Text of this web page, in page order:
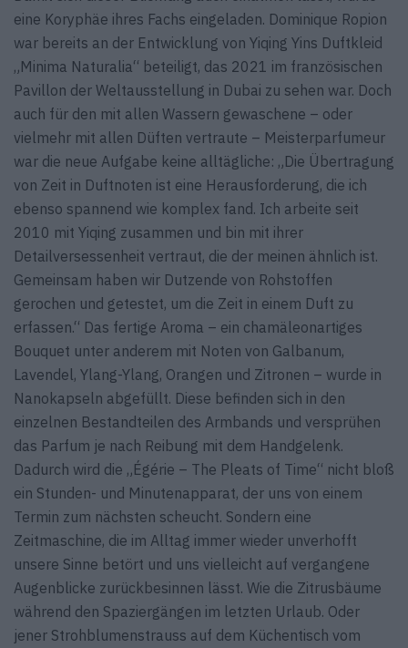
eine Koryphäe ihres Fachs eingeladen. Dominique Ropion
war bereits an der Entwicklung von Yiqing Yins Duftkleid
„Minima Naturalia“ beteiligt, das 2021 im französischen
Pavillon der Weltausstellung in Dubai zu sehen war. Doch
auch für den mit allen Wassern gewaschene – oder
vielmehr mit allen Düften vertraute – Meisterparfumeur
war die neue Aufgabe keine alltägliche: „Die Übertragung
von Zeit in Duftnoten ist eine Herausforderung, die ich
ebenso spannend wie komplex fand. Ich arbeite seit
2010 mit Yiqing zusammen und bin mit ihrer
Detailversessenheit vertraut, die der meinen ähnlich ist.
Gemeinsam haben wir Dutzende von Rohstoffen
gerochen und getestet, um die Zeit in einem Duft zu
erfassen.“ Das fertige Aroma – ein chamäleonartiges
Bouquet unter anderem mit Noten von Galbanum,
Lavendel, Ylang-Ylang, Orangen und Zitronen – wurde in
Nanokapseln abgefüllt. Diese befinden sich in den
einzelnen Bestandteilen des Armbands und versprühen
das Parfum je nach Reibung mit dem Handgelenk.
Dadurch wird die „Égérie – The Pleats of Time“ nicht bloß
ein Stunden- und Minutenapparat, der uns von einem
Termin zum nächsten scheucht. Sondern eine
Zeitmaschine, die im Alltag immer wieder unverhofft
unsere Sinne betört und uns vielleicht auf vergangene
Augenblicke zurückbesinnen lässt. Wie die Zitrusbäume
während den Spaziergängen im letzten Urlaub. Oder
jener Strohblumenstrauss auf dem Küchentisch vom